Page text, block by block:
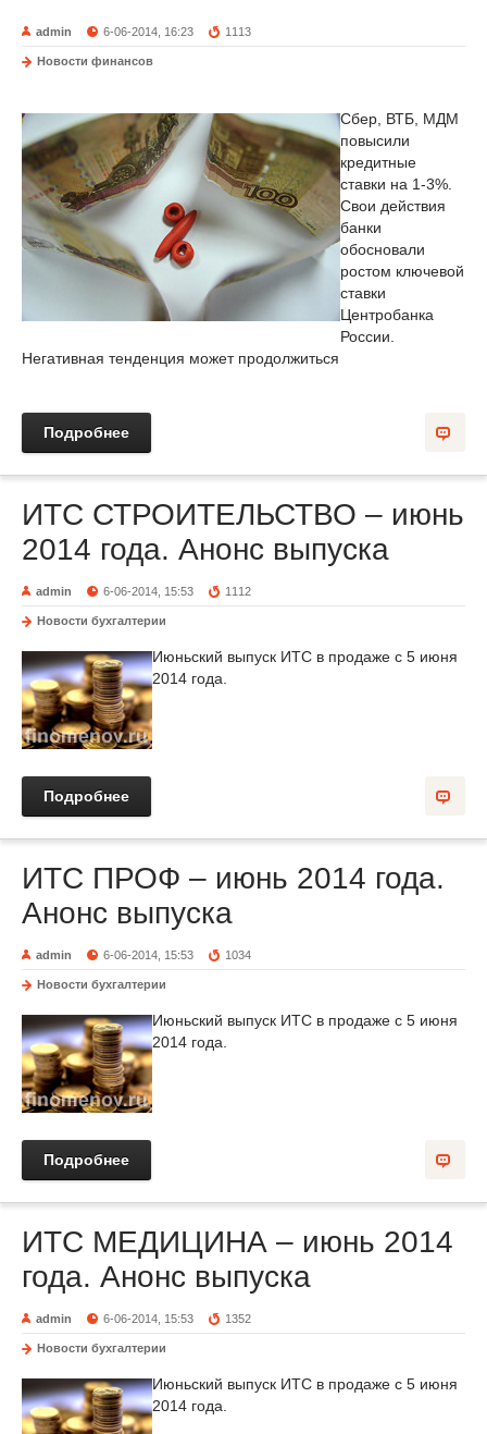
admin 6-06-2014, 16:23 1113
Новости финансов
Сбер, ВТБ, МДМ
повысили
кредитные
ставки на 1-3%.
Свои действия
банки
обосновали
ростом ключевой
ставки
Центробанка
России.
Негативная тенденция может продолжиться
Подробнее
ИТС СТРОИТЕЛЬСТВО – июнь
2014 года. Анонс выпуска
admin 6-06-2014, 15:53 1112
Новости бухгалтерии
Июньский выпуск ИТС в продаже с 5 июня
2014 года.
Подробнее
ИТС ПРОФ – июнь 2014 года.
Анонс выпуска
admin 6-06-2014, 15:53 1034
Новости бухгалтерии
Июньский выпуск ИТС в продаже с 5 июня
2014 года.
Подробнее
ИТС МЕДИЦИНА – июнь 2014
года. Анонс выпуска
admin 6-06-2014, 15:53 1352
Новости бухгалтерии
Июньский выпуск ИТС в продаже с 5 июня
2014 года.